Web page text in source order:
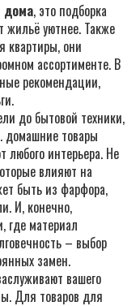
дома, это подборка
жильё уютнее. Также
квартиры, они
ассортименте. В
рекомендации,
до бытовой техники,
. домашние товары
любого интерьера. Не
влияют на
быть из фарфора,
И, конечно,
где материал
– выбор
замен.
вашего
Для товаров для